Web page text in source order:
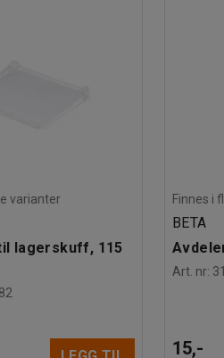
varianter
lagerskuff, 115
Finnes i
BETA
Art. nr:
15,-